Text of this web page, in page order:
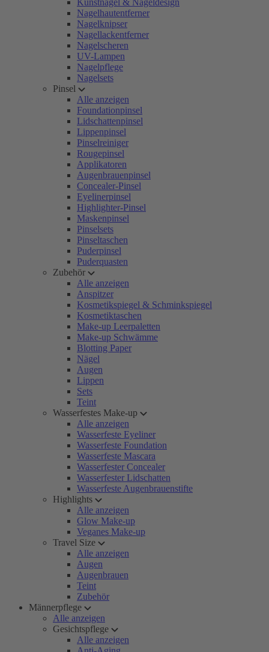
Kunstnägel & Nageldesign
Nagelhautentferner
Nagelknipser
Nagellackentferner
Nagelscheren
UV-Lampen
Nagelpflege
Nagelsets
Pinsel
Alle anzeigen
Foundationpinsel
Lidschattenpinsel
Lippenpinsel
Pinselreiniger
Rougepinsel
Applikatoren
Augenbrauenpinsel
Concealer-Pinsel
Eyelinerpinsel
Highlighter-Pinsel
Maskenpinsel
Pinselsets
Pinseltaschen
Puderpinsel
Puderquasten
Zubehör
Alle anzeigen
Anspitzer
Kosmetikspiegel & Schminkspiegel
Kosmetiktaschen
Make-up Leerpaletten
Make-up Schwämme
Blotting Paper
Nägel
Augen
Lippen
Sets
Teint
Wasserfestes Make-up
Alle anzeigen
Wasserfeste Eyeliner
Wasserfeste Foundation
Wasserfeste Mascara
Wasserfester Concealer
Wasserfester Lidschatten
Wasserfeste Augenbrauenstifte
Highlights
Alle anzeigen
Glow Make-up
Veganes Make-up
Travel Size
Alle anzeigen
Augen
Augenbrauen
Teint
Zubehör
Männerpflege
Alle anzeigen
Gesichtspflege
Alle anzeigen